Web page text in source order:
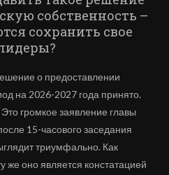
собственность –
сохранить свое
о предоставлении
на 2026-2027 года принято.
громкое заявление главы
15-часового заседания
триумфально. Как
оно является констатацией